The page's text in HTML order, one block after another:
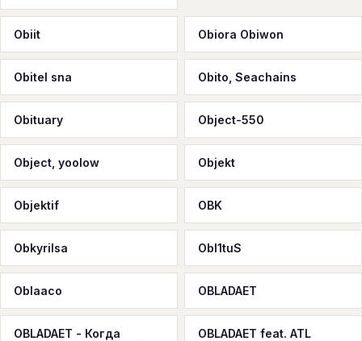
Obiit Obiora Obiwon
Obitel sna Obito, Seachains
Obituary Object-550
Object, yoolow Objekt
Objektif OBK
Obkyrilsa Obl1tuS
Oblaaco OBLADAET
OBLADAET - Когда
OBLADAET feat. ATL